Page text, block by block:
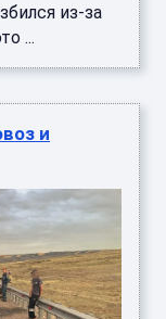
из-за
...
и